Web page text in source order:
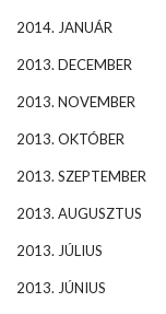
2014. JANUÁR
2013. DECEMBER
2013. NOVEMBER
2013. OKTÓBER
2013. SZEPTEMBER
2013. AUGUSZTUS
2013. JÚLIUS
2013. JÚNIUS